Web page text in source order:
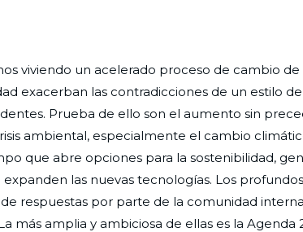
viviendo un acelerado proceso de cambio
exacerban las contradicciones de un estilo
Prueba de ello son el aumento sin
ambiental, especialmente el cambio
que abre opciones para la sostenibilidad,
las nuevas tecnologías. Los
respuestas por parte de la comunidad
más amplia y ambiciosa de ellas es la